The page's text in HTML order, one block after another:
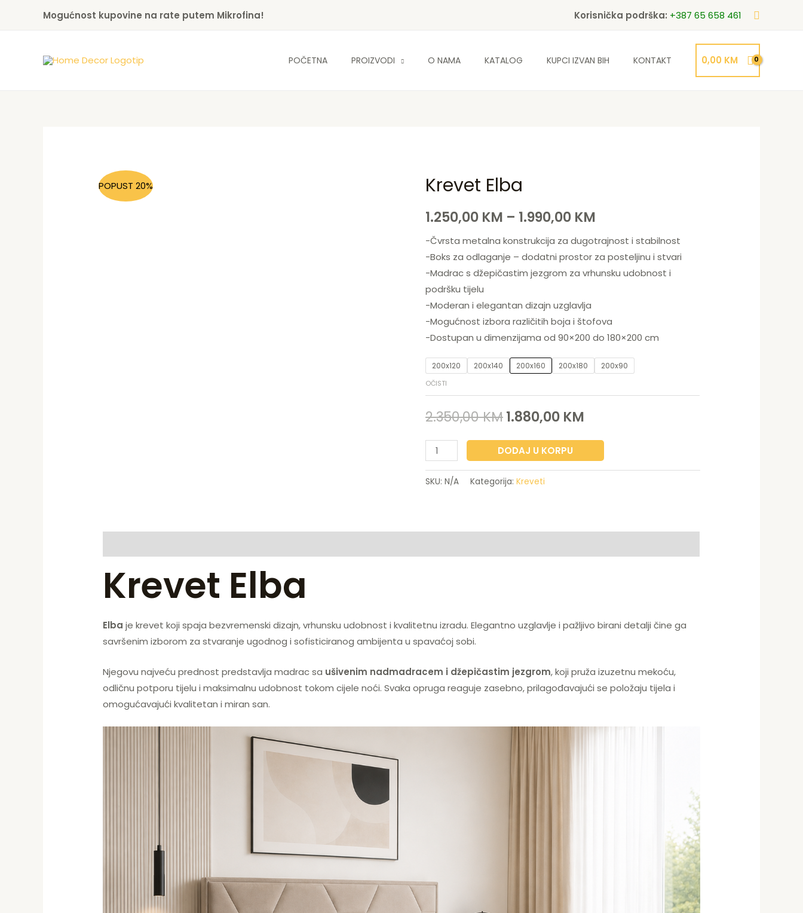
Mogućnost kupovine na rate putem Mikrofina! Korisnička podrška: +387 65 658 461 Search
POČETNA PROIZVODI O NAMA KATALOG KUPCI IZVAN BIH KONTAKT 0,00 KM
POPUST 20% Krevet Elba
1.250,00 KM – 1.990,00 KM
-Čvrsta metalna konstrukcija za dugotrajnost i stabilnost
-Boks za odlaganje – dodatni prostor za posteljinu i stvari
-Madrac s džepičastim jezgrom za vrhunsku udobnost i
podršku tijelu
-Moderan i elegantan dizajn uzglavlja
-Mogućnost izbora različitih boja i štofova
-Dostupan u dimenzijama od 90×200 do 180×200 cm
200x120 200x140 200x160 200x180 200x90
OČISTI
2.350,00KM
Original
price
was:
2.350,00 KM.
1.880,00 KM
price
is:
1.880,00 KM.
Krevet
količina
DODAJ U KORPU
SKU: N/A Kategorija: Kreveti
Krevet Elba
Elba je krevet koji spaja bezvremenski dizajn, vrhunsku udobnost i kvalitetnu izradu. Elegantno uzglavlje i pažljivo birani detalji čine ga
savršenim izborom za stvaranje ugodnog i sofisticiranog ambijenta u spavaćoj sobi.
Njegovu najveću prednost predstavlja madrac sa ušivenim nadmadracem i džepičastim jezgrom, koji pruža izuzetnu mekoću,
odličnu potporu tijelu i maksimalnu udobnost tokom cijele noći. Svaka opruga reaguje zasebno, prilagođavajući se položaju tijela i
omogućavajući kvalitetan i miran san.